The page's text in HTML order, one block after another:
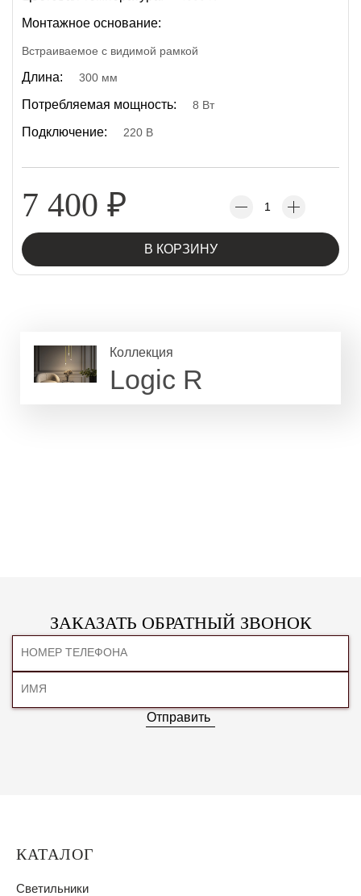
Монтажное основание:
Встраиваемое с видимой рамкой
Длина: 300 мм
Потребляемая мощность: 8 Вт
Подключение: 220 В
7 400 ₽
В КОРЗИНУ
Коллекция
Logic R
ЗАКАЗАТЬ ОБРАТНЫЙ ЗВОНОК
Отправить
КАТАЛОГ
Светильники